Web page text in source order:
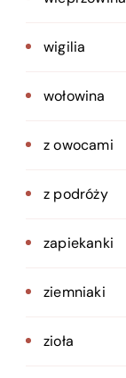
wigilia
wołowina
z owocami
z podróży
zapiekanki
ziemniaki
zioła